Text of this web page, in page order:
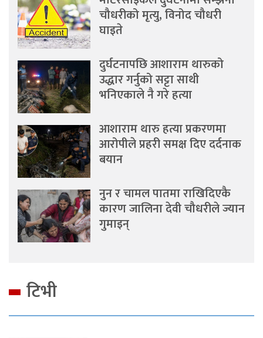
चौधरीको मृत्यु, विनोद चौधरी
घाइते
दुर्घटनापछि आशाराम थारुको
उद्धार गर्नुको सट्टा साथी
भनिएकाले नै गरे हत्या
आशाराम थारु हत्या प्रकरणमा
आरोपीले प्रहरी समक्ष दिए दर्दनाक
बयान
नुन र चामल पातमा राखिदिएकै
कारण जालिना देवी चौधरीले ज्यान
गुमाइन्
टिभी